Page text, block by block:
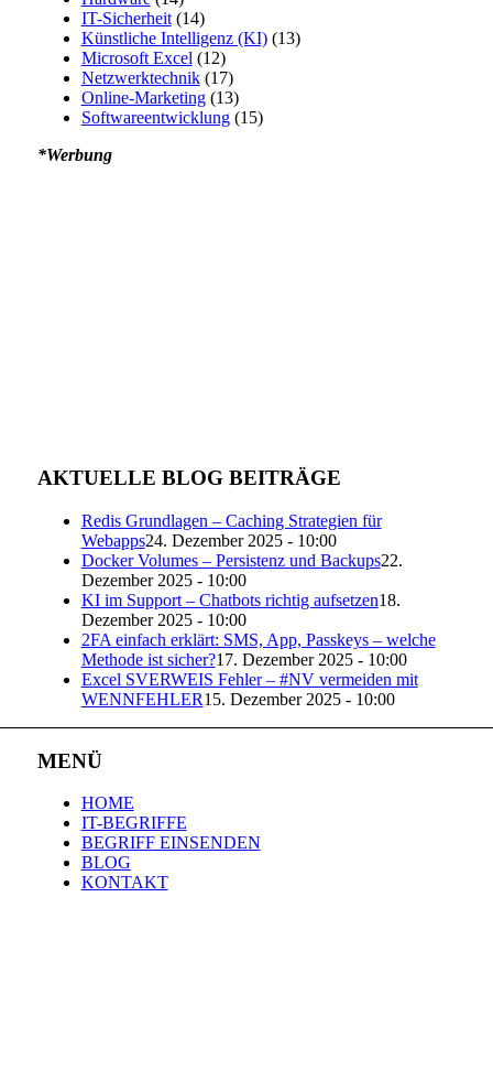
IT-Sicherheit(14)
Künstliche Intelligenz (KI)(13)
Microsoft Excel(12)
Netzwerktechnik(17)
Online-Marketing(13)
Softwareentwicklung(15)
*Werbung
AKTUELLE BLOG BEITRÄGE
Redis Grundlagen – Caching Strategien für
Webapps24. Dezember 2025 - 10:00
Docker Volumes – Persistenz und Backups22.
Dezember 2025 - 10:00
KI im Support – Chatbots richtig aufsetzen18.
Dezember 2025 - 10:00
2FA einfach erklärt: SMS, App, Passkeys – welche
Methode ist sicher?17. Dezember 2025 - 10:00
Excel SVERWEIS Fehler – #NV vermeiden mit
WENNFEHLER15. Dezember 2025 - 10:00
MENÜ
HOME
IT-BEGRIFFE
BEGRIFF EINSENDEN
BLOG
KONTAKT